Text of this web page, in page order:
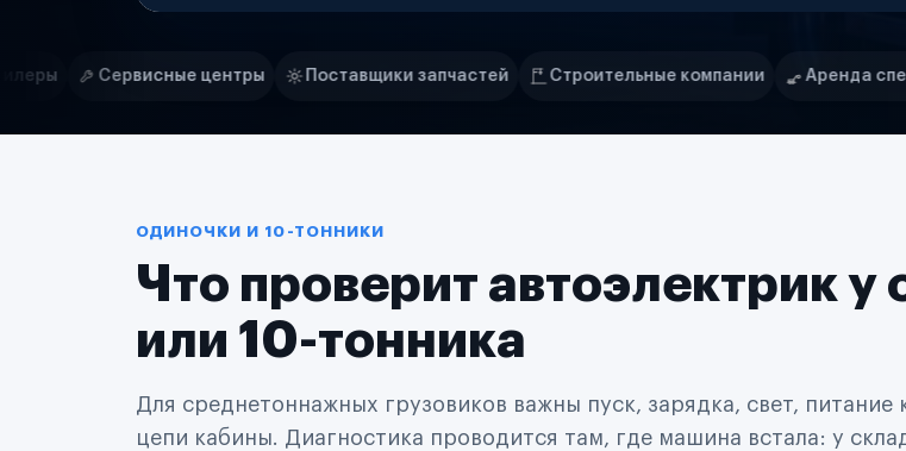
Нам доверяют
центры Поставщики запчастей Строительные компании Аренда спецтехники
Маркетплейсы
Логистические компании
Поставщики запчастей
Строительные компании
Ремонт спецтехники
Управляющие компании
Страховые компании
B2B-дистрибьюторы
ОДИНОЧКИ И 10-ТОННИКИ
Что проверит автоэлектрик у
или 10-тонника
Для среднетоннажных грузовиков важны пуск, зарядка, свет, питание
цепи кабины. Диагностика проводится там, где машина встала: у